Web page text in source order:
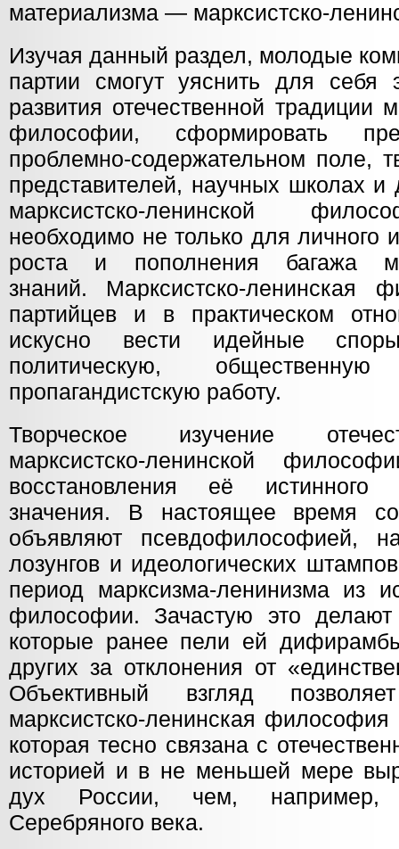
материализма — марксистско-
Изучая данный раздел, молодые
партии смогут уяснить для себя
развития отечественной традиции
философии, сформировать
проблемно-содержательном поле,
представителей, научных школах и
марксистско-ленинской
необходимо не только для личного
роста и пополнения багажа
знаний. Марксистско-ленинская
партийцев и в практическом
искусно вести идейные
политическую,
пропагандистскую работу.
Творческое изучение
марксистско-ленинской
восстановления её истинного
значения. В настоящее время
объявляют псевдофилософией,
лозунгов и идеологических
период марксизма-ленинизма из
философии. Зачастую это
которые ранее пели ей
других за отклонения от
Объективный взгляд
марксистско-ленинская
которая тесно связана с
историей и в не меньшей мере
дух России, чем, например,
Серебряного века.